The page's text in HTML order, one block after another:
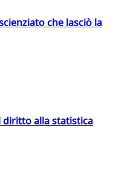
che lasciò la
diritto alla statistica